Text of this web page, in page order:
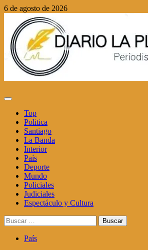
Saltar
contenido
6 de agosto de 2026
Menú
principalTop
Politica
Santiago
La Banda
Interior
País
Deporte
Mundo
Policiales
Judiciales
Espectáculo y Cultura
Buscar:
País